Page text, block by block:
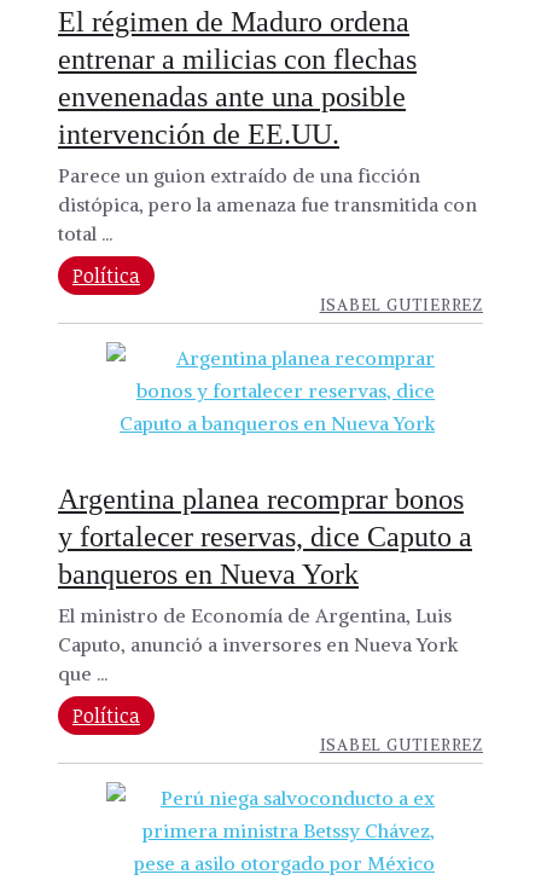
El régimen de Maduro ordena
entrenar a milicias con flechas
envenenadas ante una posible
intervención de EE.UU.
Parece un guion extraído de una ficción
distópica, pero la amenaza fue transmitida con
total ...
Política
ISABEL GUTIERREZ
Argentina planea recomprar bonos
y fortalecer reservas, dice Caputo a
banqueros en Nueva York
El ministro de Economía de Argentina, Luis
Caputo, anunció a inversores en Nueva York
que ...
Política
ISABEL GUTIERREZ